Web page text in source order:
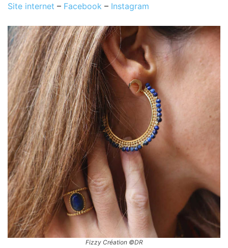
Site internet – Facebook – Instagram
Fizzy Création ©DR